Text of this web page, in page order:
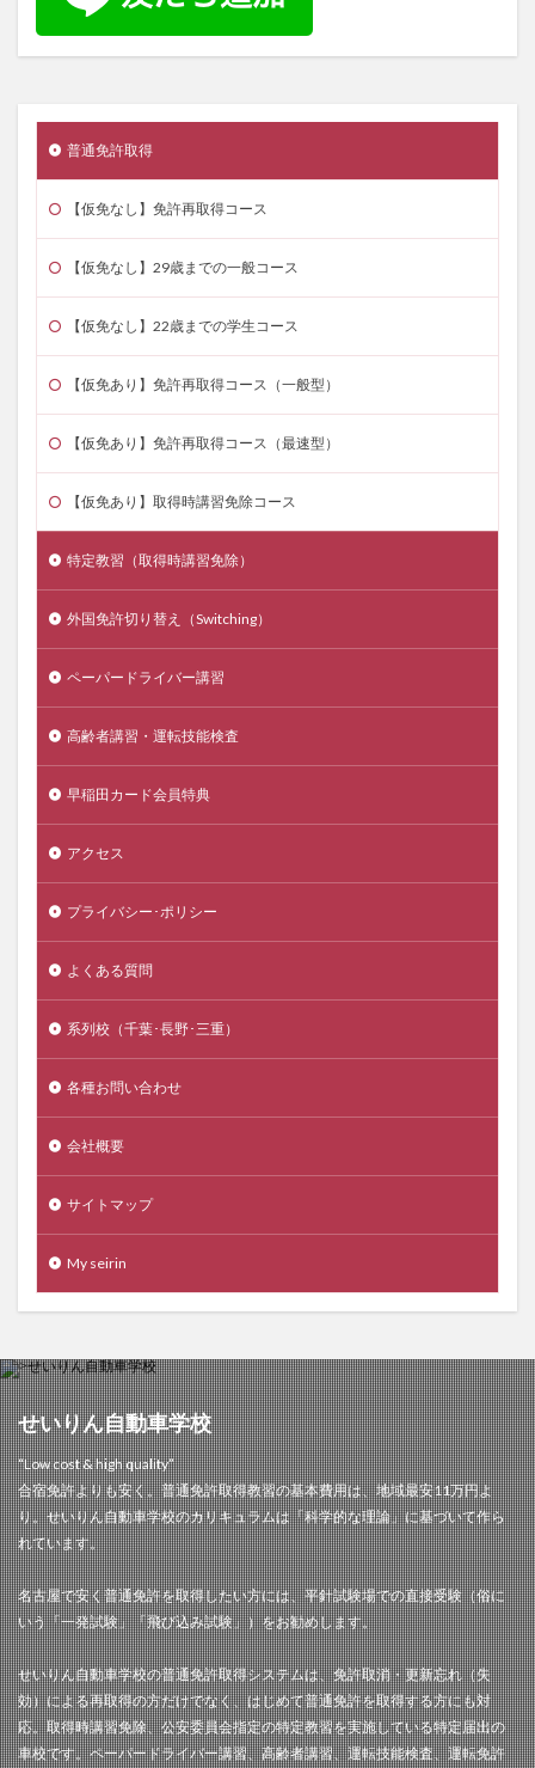
普通免許取得
【仮免なし】免許再取得コース
【仮免なし】29歳までの一般コース
【仮免なし】22歳までの学生コース
【仮免あり】免許再取得コース（一般型）
【仮免あり】免許再取得コース（最速型）
【仮免あり】取得時講習免除コース
特定教習（取得時講習免除）
外国免許切り替え（Switching）
ペーパードライバー講習
高齢者講習・運転技能検査
早稲田カード会員特典
アクセス
プライバシー･ポリシー
よくある質問
系列校（千葉･長野･三重）
各種お問い合わせ
会社概要
サイトマップ
My seirin
せいりん自動車学校
“Low cost & high quality”
合宿免許よりも安く。普通免許取得教習の基本費用は、地域最安11万円よ
り。せいりん自動車学校のカリキュラムは「科学的な理論」に基づいて作ら
れています。
名古屋で安く普通免許を取得したい方には、平針試験場での直接受験（俗に
いう「一発試験」「飛び込み試験」）をお勧めします。
せいりん自動車学校の普通免許取得システムは、免許取消・更新忘れ（失
効）による再取得の方だけでなく、はじめて普通免許を取得する方にも対
応。取得時講習免除、公安委員会指定の特定教習を実施している特定届出の
車校です。ペーパードライバー講習、高齢者講習、運転技能検査、運転免許